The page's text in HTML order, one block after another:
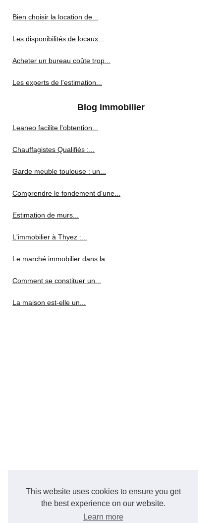
This website uses cookies to ensure you get
the best experience on our website.
Learn more
Bien choisir la location de...
Les disponibilités de locaux...
Acheter un bureau coûte trop...
Les experts de l'estimation...
Blog immobilier
Leaneo facilite l'obtention...
Chauffagistes Qualifiés :...
Garde meuble toulouse : un...
Comprendre le fondement d'une...
Estimation de murs...
L'immobilier à Thyez :...
Le marché immobilier dans la...
Comment se constituer un...
La maison est-elle un...